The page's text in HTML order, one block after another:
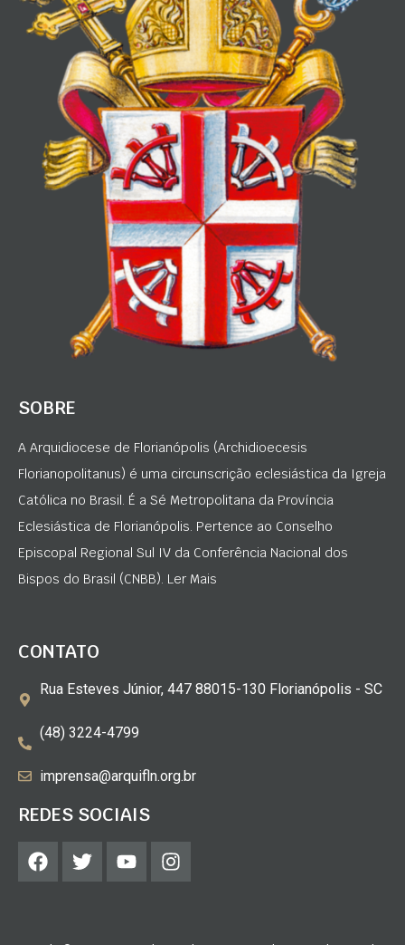
SOBRE
A Arquidiocese de Florianópolis (Archidioecesis
Florianopolitanus) é uma circunscrição eclesiástica da Igreja
Católica no Brasil. É a Sé Metropolitana da Província
Eclesiástica de Florianópolis. Pertence ao Conselho
Episcopal Regional Sul IV da Conferência Nacional dos
Bispos do Brasil (CNBB). Ler Mais
CONTATO
Rua Esteves Júnior, 447 88015-130 Florianópolis - SC
(48) 3224-4799
imprensa@arquifln.org.br
REDES SOCIAIS